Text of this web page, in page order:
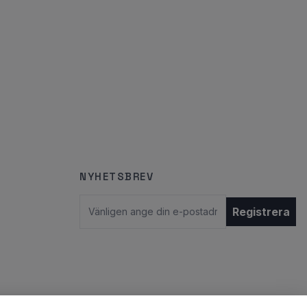
NYHETSBREV
Registrera